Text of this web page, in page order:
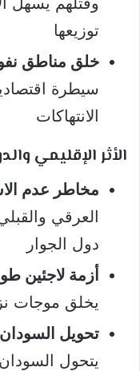
توزيعها
خلق مناطق
سيطرة
الانتهاكات
الأثر الإقليمي
مخاطر عدم
العرقي
دول الجوار
أزمة لاجئين
يخلق موجات
تحويل
يتحول